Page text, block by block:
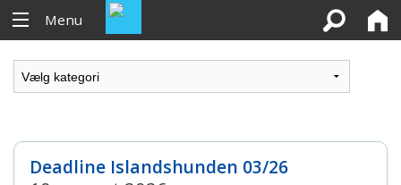
Menu
Deadline Islandshunden 03/26